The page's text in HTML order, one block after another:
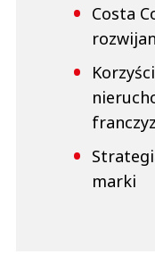
Costa
marki